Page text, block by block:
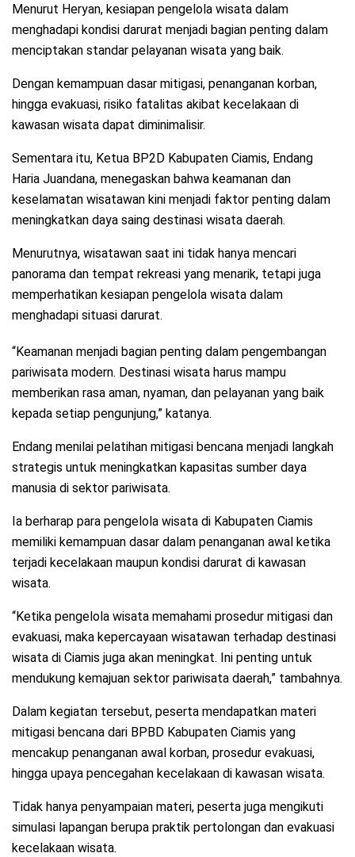
Menurut Heryan, kesiapan pengelola wisata dalam
menghadapi kondisi darurat menjadi bagian penting dalam
menciptakan standar pelayanan wisata yang baik.
Dengan kemampuan dasar mitigasi, penanganan korban,
hingga evakuasi, risiko fatalitas akibat kecelakaan di
kawasan wisata dapat diminimalisir.
Sementara itu, Ketua BP2D Kabupaten Ciamis, Endang
Haria Juandana, menegaskan bahwa keamanan dan
keselamatan wisatawan kini menjadi faktor penting dalam
meningkatkan daya saing destinasi wisata daerah.
Menurutnya, wisatawan saat ini tidak hanya mencari
panorama dan tempat rekreasi yang menarik, tetapi juga
memperhatikan kesiapan pengelola wisata dalam
menghadapi situasi darurat.
“Keamanan menjadi bagian penting dalam pengembangan
pariwisata modern. Destinasi wisata harus mampu
memberikan rasa aman, nyaman, dan pelayanan yang baik
kepada setiap pengunjung,” katanya.
Endang menilai pelatihan mitigasi bencana menjadi langkah
strategis untuk meningkatkan kapasitas sumber daya
manusia di sektor pariwisata.
Ia berharap para pengelola wisata di Kabupaten Ciamis
memiliki kemampuan dasar dalam penanganan awal ketika
terjadi kecelakaan maupun kondisi darurat di kawasan
wisata.
“Ketika pengelola wisata memahami prosedur mitigasi dan
evakuasi, maka kepercayaan wisatawan terhadap destinasi
wisata di Ciamis juga akan meningkat. Ini penting untuk
mendukung kemajuan sektor pariwisata daerah,” tambahnya.
Dalam kegiatan tersebut, peserta mendapatkan materi
mitigasi bencana dari BPBD Kabupaten Ciamis yang
mencakup penanganan awal korban, prosedur evakuasi,
hingga upaya pencegahan kecelakaan di kawasan wisata.
Tidak hanya penyampaian materi, peserta juga mengikuti
simulasi lapangan berupa praktik pertolongan dan evakuasi
kecelakaan wisata.